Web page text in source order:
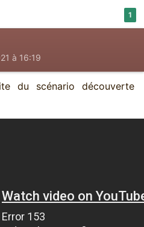
1
à 16:19
du scénario découverte